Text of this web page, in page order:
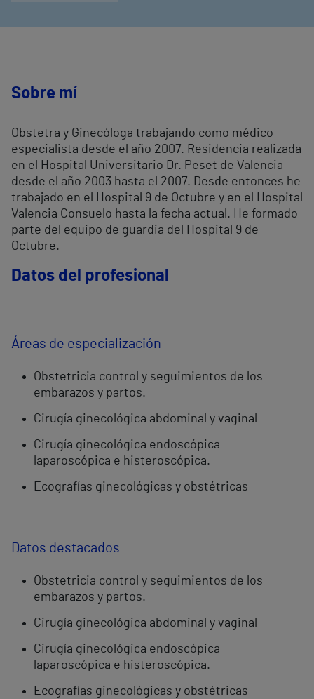
Sobre mí
Obstetra y Ginecóloga trabajando como médico
especialista desde el año 2007. Residencia realizada
en el Hospital Universitario Dr. Peset de Valencia
desde el año 2003 hasta el 2007. Desde entonces he
trabajado en el Hospital 9 de Octubre y en el Hospital
Valencia Consuelo hasta la fecha actual. He formado
parte del equipo de guardia del Hospital 9 de
Octubre.
Datos del profesional
Áreas de especialización
Obstetricia control y seguimientos de los
embarazos y partos.
Cirugía ginecológica abdominal y vaginal
Cirugía ginecológica endoscópica
laparoscópica e histeroscópica.
Ecografías ginecológicas y obstétricas
Datos destacados
Obstetricia control y seguimientos de los
embarazos y partos.
Cirugía ginecológica abdominal y vaginal
Cirugía ginecológica endoscópica
laparoscópica e histeroscópica.
Ecografías ginecológicas y obstétricas